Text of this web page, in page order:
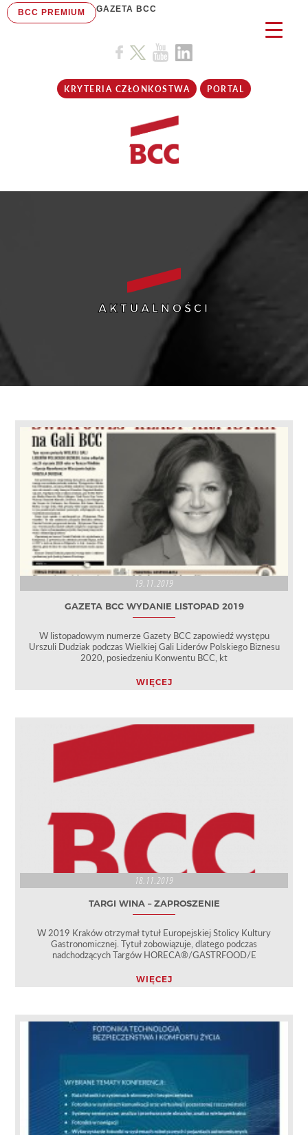
BCC PREMIUM GAZETA BCC
KRYTERIA CZŁONKOSTWA PORTAL
AKTUALNOŚCI
19.11.2019
GAZETA BCC WYDANIE LISTOPAD 2019
W listopadowym numerze Gazety BCC zapowiedź występu
Urszuli Dudziak podczas Wielkiej Gali Liderów Polskiego Biznesu
2020, posiedzeniu Konwentu BCC, kt
WIĘCEJ
18.11.2019
TARGI WINA – ZAPROSZENIE
W 2019 Kraków otrzymał tytuł Europejskiej Stolicy Kultury
Gastronomicznej. Tytuł zobowiązuje, dlatego podczas
nadchodzących Targów HORECA®/GASTRFOOD/E
WIĘCEJ